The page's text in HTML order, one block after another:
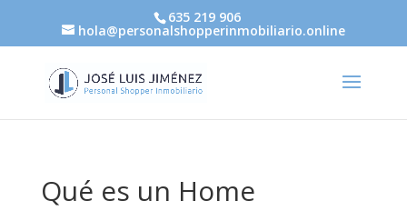
635 219 906
hola@personalshopperinmobiliario.online
Qué es un Home